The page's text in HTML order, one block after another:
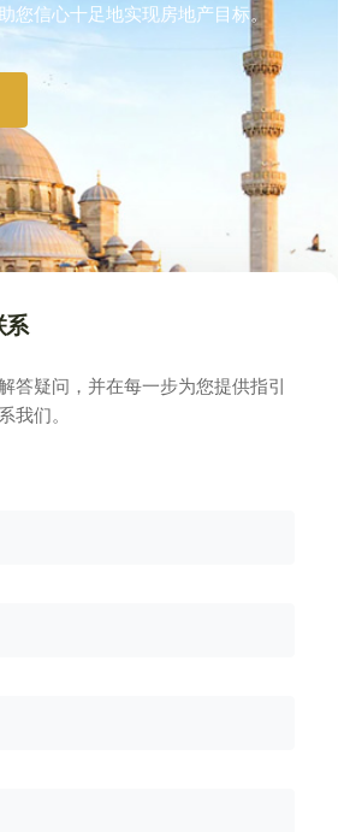
您信心十足地实现房地产目标。
系
答疑问，并在每一步为您提供指引
们。